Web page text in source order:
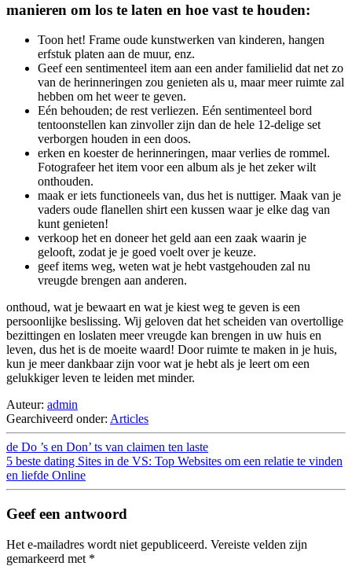
manieren om los te laten en hoe vast te houden:
Toon het! Frame oude kunstwerken van kinderen, hangen
erfstuk platen aan de muur, enz.
Geef een sentimenteel item aan een ander familielid dat net zo
van de herinneringen zou genieten als u, maar meer ruimte zal
hebben om het weer te geven.
Eén behouden; de rest verliezen. Eén sentimenteel bord
tentoonstellen kan zinvoller zijn dan de hele 12-delige set
verborgen houden in een doos.
erken en koester de herinneringen, maar verlies de rommel.
Fotografeer het item voor een album als je het zeker wilt
onthouden.
maak er iets functioneels van, dus het is nuttiger. Maak van je
vaders oude flanellen shirt een kussen waar je elke dag van
kunt genieten!
verkoop het en doneer het geld aan een zaak waarin je
gelooft, zodat je je goed voelt over je keuze.
geef items weg, weten wat je hebt vastgehouden zal nu
vreugde brengen aan anderen.
onthoud, wat je bewaart en wat je kiest weg te geven is een
persoonlijke beslissing. Wij geloven dat het scheiden van overtollige
bezittingen en loslaten meer vreugde kan brengen in uw huis en
leven, dus het is de moeite waard! Door ruimte te maken in je huis,
kun je meer dankbaar zijn voor wat je hebt als je leert om een
gelukkiger leven te leiden met minder.
Auteur: admin
Gearchiveerd onder: Articles
de Do ’s en Don’ ts van claimen ten laste
5 beste dating Sites in de VS: Top Websites om een relatie te vinden
en liefde Online
Geef een antwoord
Het e-mailadres wordt niet gepubliceerd. Vereiste velden zijn
gemarkeerd met *